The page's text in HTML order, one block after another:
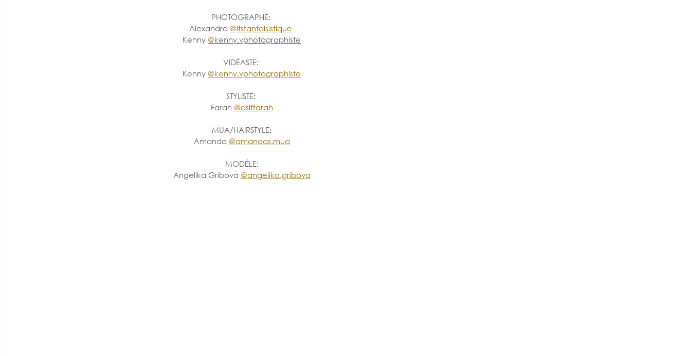
PHOTOGRAPHE:
Alexandra @itsfantaisistique
Kenny @kenny.vphotographiste
VIDÉASTE:
Kenny @kenny.vphotographiste
STYLISTE:
Farah @asiffarah
MUA/HAIRSTYLE:
Amanda @amandas.mua
MODÉLE:
Angelika Gribova @angelika.gribova